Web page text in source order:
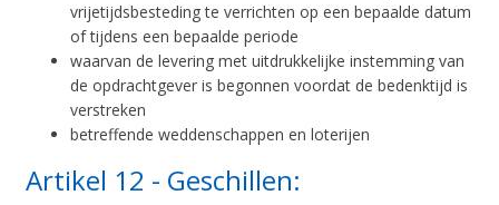
vrijetijdsbesteding te verrichten op een bepaalde datum
of tijdens een bepaalde periode
waarvan de levering met uitdrukkelijke instemming van
de opdrachtgever is begonnen voordat de bedenktijd is
verstreken
betreffende weddenschappen en loterijen
Artikel 12 - Geschillen: